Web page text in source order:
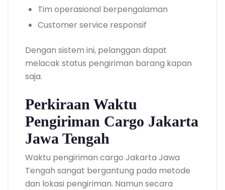
Tim operasional berpengalaman
Customer service responsif
Dengan sistem ini, pelanggan dapat
melacak status pengiriman barang kapan
saja.
Perkiraan Waktu
Pengiriman Cargo Jakarta
Jawa Tengah
Waktu pengiriman cargo Jakarta Jawa
Tengah sangat bergantung pada metode
dan lokasi pengiriman. Namun secara